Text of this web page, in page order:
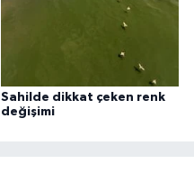
Sahilde dikkat çeken renk
değişimi